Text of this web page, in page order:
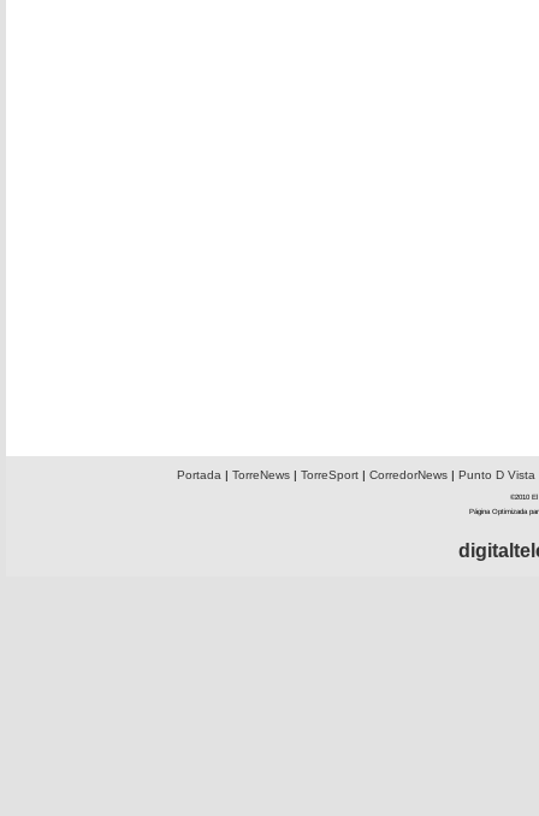
Portada | TorreNews| TorreSport| CorredorNews| Punto D Vista
©2010 El
Página Optimizada